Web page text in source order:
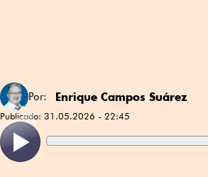
Por: Enrique Campos Suárez
Publicado: 31.05.2026 - 22:45